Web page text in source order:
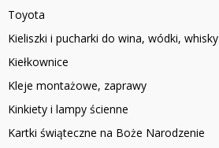
Toyota
Kieliszki i pucharki do wina, wódki, whisky
Kiełkownice
Kleje montażowe, zaprawy
Kinkiety i lampy ścienne
Kartki świąteczne na Boże Narodzenie